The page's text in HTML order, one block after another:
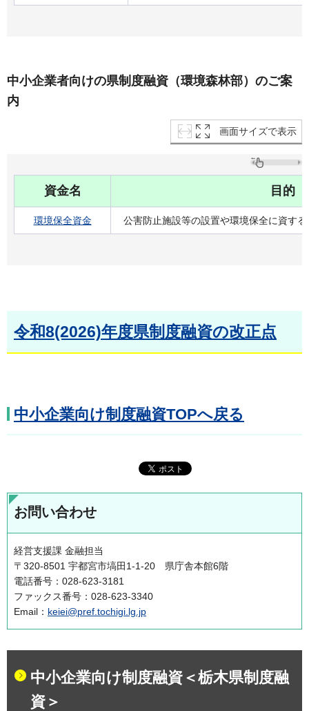
中小企業者向けの県制度融資（環境森林部）のご案
内
画面サイズで表示
資金名 目的
環境保全資金 公害防止施設等の設置や環境保全に資す
令和8(2026)年度県制度融資の改正点
中小企業向け制度融資TOPへ戻る
お問い合わせ
経営支援課 金融担当
〒320-8501 宇都宮市塙田1-1-20 県庁舎本館6階
電話番号：028-623-3181
ファックス番号：028-623-3340
Email： keiei@pref.tochigi.lg.jp
中小企業向け制度融資＜栃木県制度融
資＞